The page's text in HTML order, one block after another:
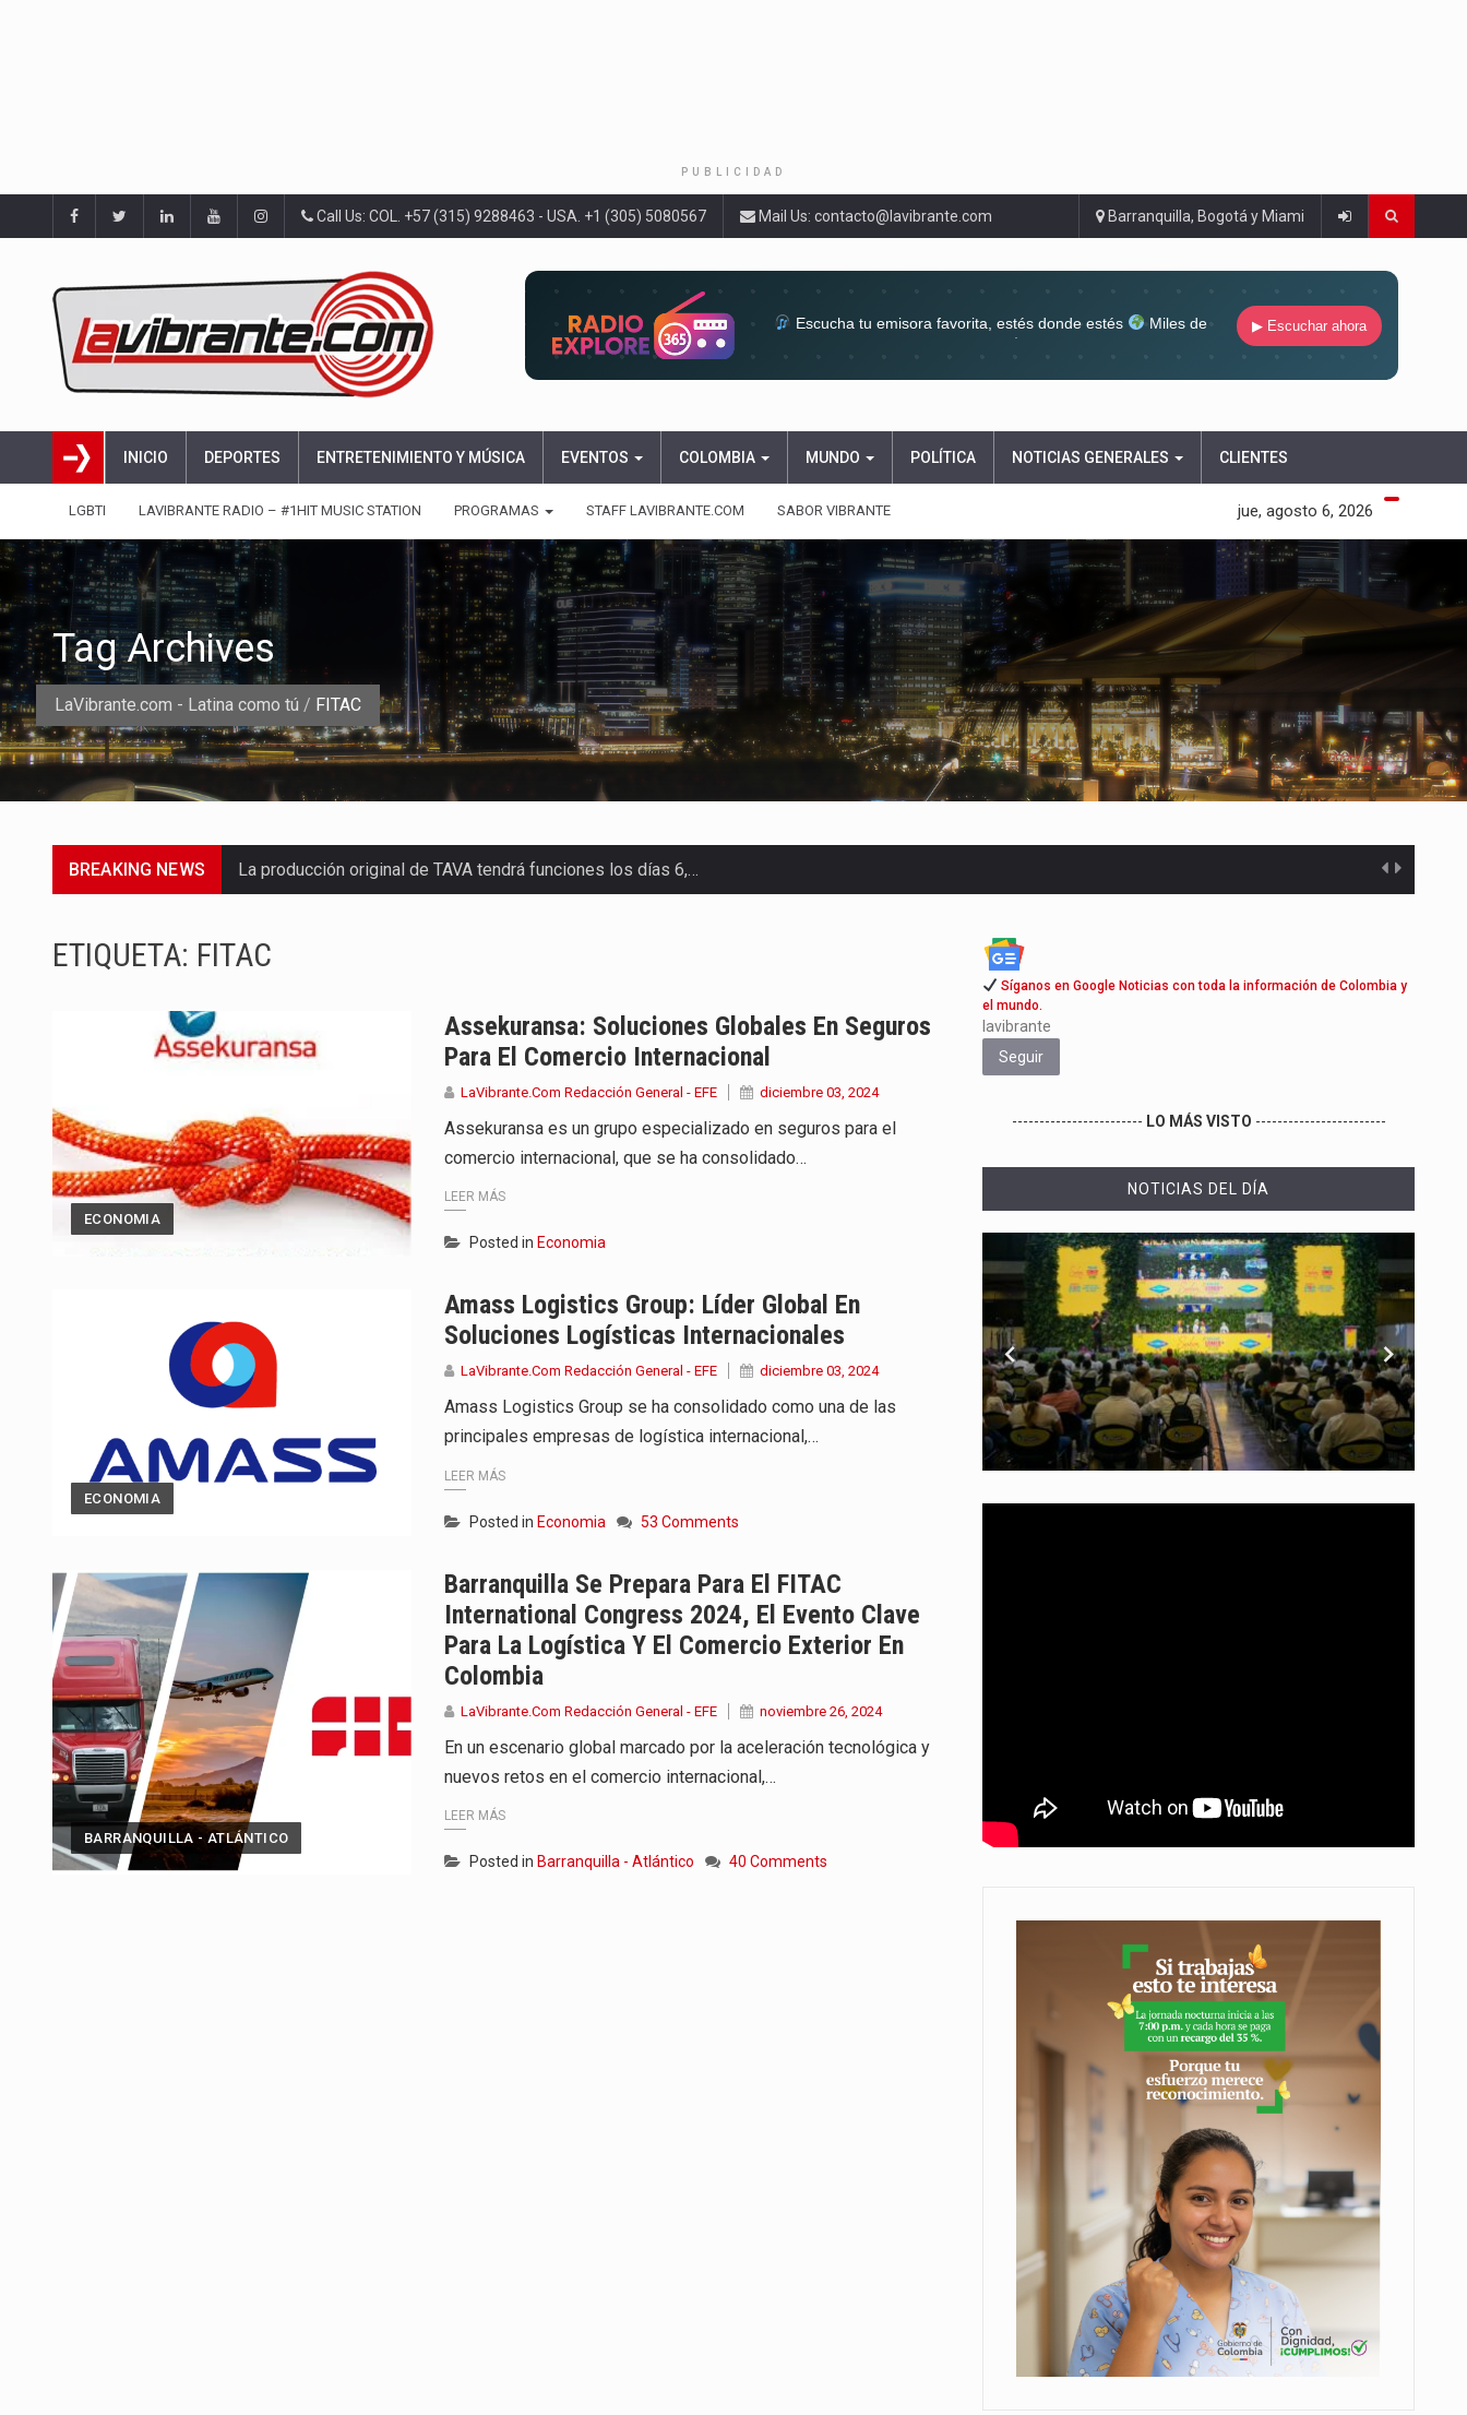
PUBLICIDAD
Call Us: COL. +57 (315) 9288463 - USA. +1 (305) 5080567 Mail Us: contacto@lavibrante.com Barranquilla, Bogotá y Miami
Escucha tu emisora favorita, estés donde estés
Miles de
▶ Escuchar ahora
INICIO DEPORTES ENTRETENIMIENTO Y MÚSICA EVENTOS COLOMBIA MUNDO POLÍTICA NOTICIAS GENERALES CLIENTES
LGBTI LAVIBRANTE RADIO – #1HIT MUSIC STATION PROGRAMAS STAFF LAVIBRANTE.COM SABOR VIBRANTE jue, agosto 6, 2026
LaVibrante.com - Latina como tú / FITAC
Tag Archives
BREAKING NEWS La producción original de TAVA tendrá funciones los días 6,…
La Red Pro, integrada por 14 organizaciones que trabajan por…
El dúo bogotano presenta una nueva versión de su segundo…
La colaboración, inspirada en Cien años de soledad de Gabriel…
La comedia romántica escrita y dirigida por Dago García cuenta…
La poeta, cantante, compositora y actriz presenta una nueva edición…
El nuevo sello discográfico fue presentado en Bogotá con un…
La agrupación sorprendió a los pasajeros de Circular Sur con…
ETIQUETA: FITAC
ECONOMIA
Assekuransa: Soluciones Globales En Seguros
Para El Comercio Internacional
LaVibrante.Com Redacción General - EFE diciembre 03, 2024
Assekuransa es un grupo especializado en seguros para el
comercio internacional, que se ha consolidado…
LEER MÁS
Posted in Economia
ECONOMIA
Amass Logistics Group: Líder Global En
Soluciones Logísticas Internacionales
LaVibrante.Com Redacción General - EFE diciembre 03, 2024
Amass Logistics Group se ha consolidado como una de las
principales empresas de logística internacional,…
LEER MÁS
Posted in Economia 53 Comments
BARRANQUILLA - ATLÁNTICO
Barranquilla Se Prepara Para El FITAC
International Congress 2024, El Evento Clave
Para La Logística Y El Comercio Exterior En
Colombia
LaVibrante.Com Redacción General - EFE noviembre 26, 2024
En un escenario global marcado por la aceleración tecnológica y
nuevos retos en el comercio internacional,…
LEER MÁS
Posted in Barranquilla - Atlántico 40 Comments
Síganos en Google Noticias con toda la información de Colombia y
el mundo.
lavibrante
Seguir
------------------------ LO MÁS VISTO ------------------------
NOTICIAS DEL DÍA